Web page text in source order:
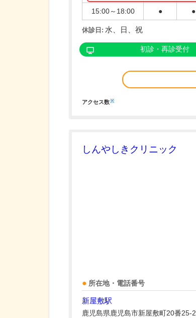
15:00～18:00 ● ●
休診日: 水、日、祝
初診・再診受付
アクセス数※
しんやしきクリニック
所在地・電話番号
新屋敷駅
鹿児島県鹿児島市新屋敷町20番25-2